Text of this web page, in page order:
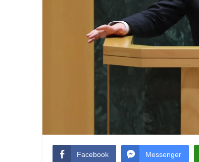
Facebook Messenger